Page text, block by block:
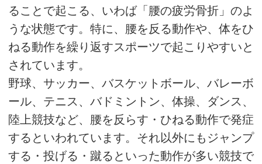
ることで起こる、いわば「腰の疲労骨折」のよ
うな状態です。特に、腰を反る動作や、体をひ
ねる動作を繰り返すスポーツで起こりやすいと
されています。
野球、サッカー、バスケットボール、バレーボ
ール、テニス、バドミントン、体操、ダンス、
陸上競技など、腰を反らす・ひねる動作で発症
するといわれています。それ以外にもジャンプ
する・投げる・蹴るといった動作が多い競技で